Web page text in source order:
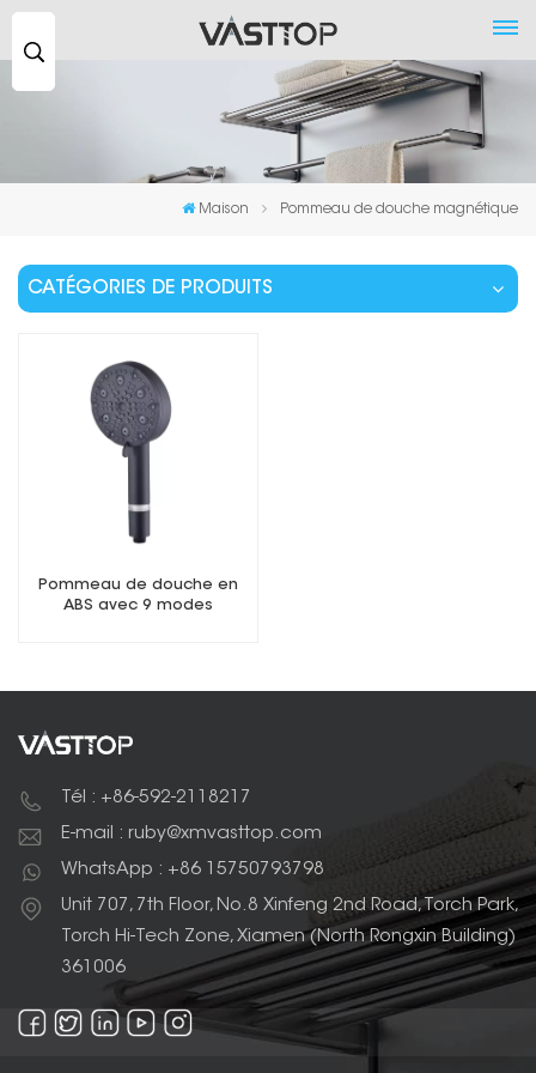
Maison Pommeau de douche magnétique
CATÉGORIES DE PRODUITS
Pommeau de douche en
ABS avec 9 modes
Tél : +86-592-2118217
E-mail : ruby@xmvasttop.com
WhatsApp : +86 15750793798
Unit 707, 7th Floor, No.8 Xinfeng 2nd Road, Torch Park,
Torch Hi-Tech Zone, Xiamen (North Rongxin Building)
361006